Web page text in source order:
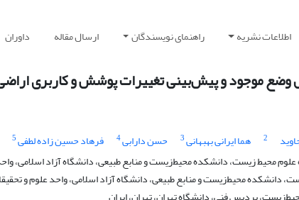
اطلاعات نشریه راهنمای نویسندگان ارسال مقاله داوران
2 هما ایرانی بهبهانی3 حسن دارابی4 فرهاد حسین زاده لطفی5
محیط زیست، دانشکده محیط‌زیست و منابع طبیعی، دانشگاه آزاد اسلامی،
دانشکده محیط‌زیست و منابع طبیعی، دانشگاه آزاد اسلامی، واحد علوم و